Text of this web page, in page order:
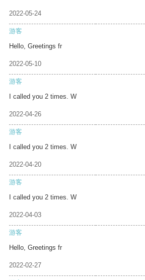
2022-05-24
游客
Hello, Greetings fr
2022-05-10
游客
I called you 2 times. W
2022-04-26
游客
I called you 2 times. W
2022-04-20
游客
I called you 2 times. W
2022-04-03
游客
Hello, Greetings fr
2022-02-27